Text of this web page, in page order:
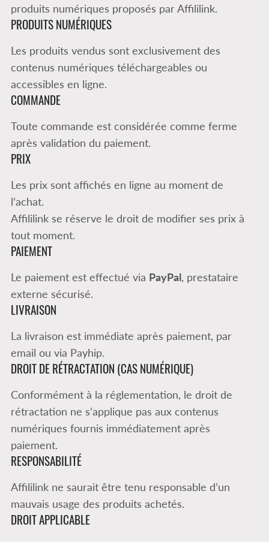
produits numériques proposés par Affililink.
PRODUITS NUMÉRIQUES
Les produits vendus sont exclusivement des
contenus numériques téléchargeables ou
accessibles en ligne.
COMMANDE
Toute commande est considérée comme ferme
après validation du paiement.
PRIX
Les prix sont affichés en ligne au moment de
l’achat.
Affililink se réserve le droit de modifier ses prix à
tout moment.
PAIEMENT
Le paiement est effectué via PayPal, prestataire
externe sécurisé.
LIVRAISON
La livraison est immédiate après paiement, par
email ou via Payhip.
DROIT DE RÉTRACTATION (CAS NUMÉRIQUE)
Conformément à la réglementation, le droit de
rétractation ne s’applique pas aux contenus
numériques fournis immédiatement après
paiement.
RESPONSABILITÉ
Affililink ne saurait être tenu responsable d’un
mauvais usage des produits achetés.
DROIT APPLICABLE